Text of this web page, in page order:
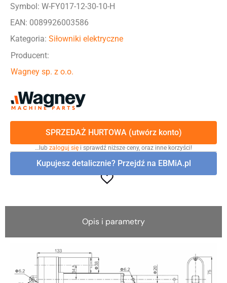
Symbol: W-FY017-12-30-10-H
EAN: 0089926003586
Kategoria: Siłowniki elektryczne
Producent:
Wagney sp. z o.o.
SPRZEDAŻ HURTOWA (utwórz konto)
…lub zaloguj się i sprawdź niższe ceny, oraz inne korzyści!
Kupujesz detalicznie? Przejdź na EBMiA.pl
Opis i parametry